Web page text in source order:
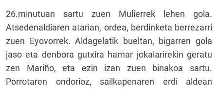
26.minutuan sartu zuen Mulierrek lehen gola.
Atsedenaldiaren atarian, ordea, berdinketa berrezarri
zuen Eyovorrek. Aldagelatik bueltan, bigarren gola
jaso eta denbora gutxira hamar jokalarirekin geratu
zen Mariño, eta ezin izan zuen binakoa sartu.
Porrotaren ondorioz, sailkapenaren erdi aldean